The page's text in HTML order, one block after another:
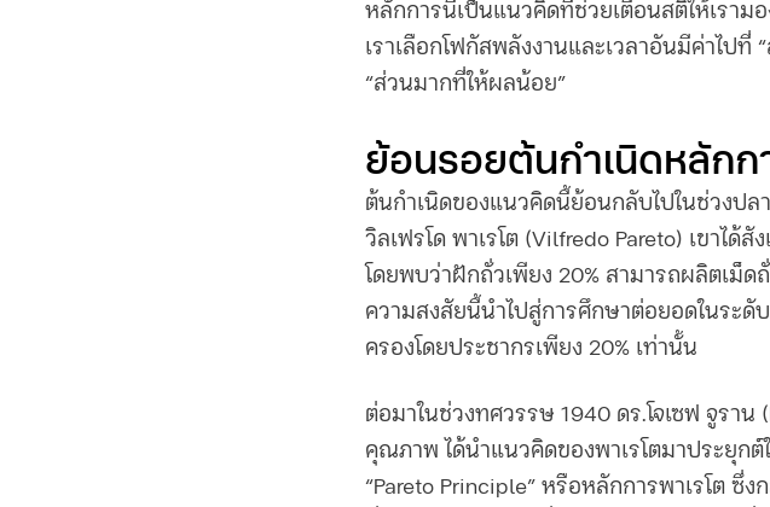
หลักการนี้เป็นแนวคิดที่ช่วยเตือนสติให้เราม
เราเลือกโฟกัสพลังงานและเวลาอันมีค่าไป
“ส่วนมากที่ให้ผลน้อย”
ย้อนรอยต้นกำเนิดหลักก
ต้นกำเนิดของแนวคิดนี้ย้อนกลับไปในช่วงปล
วิลเฟรโด พาเรโต (Vilfredo Pareto) เขาได้
โดยพบว่าฝักถั่วเพียง 20% สามารถผลิตเม็
ความสงสัยนี้นำไปสู่การศึกษาต่อยอดในระ
ครองโดยประชากรเพียง 20% เท่านั้น
ต่อมาในช่วงทศวรรษ 1940 ดร.โจเซฟ จูรา
คุณภาพ ได้นำแนวคิดของพาเรโตมาประยุกต์
“Pareto Principle” หรือหลักการพาเรโต ซึ่